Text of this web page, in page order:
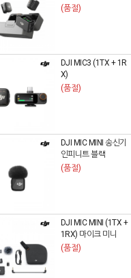
(품절)
DJI MIC3 (1TX + 1R
X)
(품절)
DJI MIC MINI 송신기
인피니트 블랙
(품절)
DJI MIC MINI (1TX +
1RX) 마이크 미니
(품절)